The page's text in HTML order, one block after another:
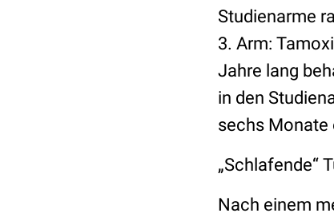
Studienarme
3. Arm:
Jahre lang
in den
sechs Monate
„Schlafende“
Nach einem